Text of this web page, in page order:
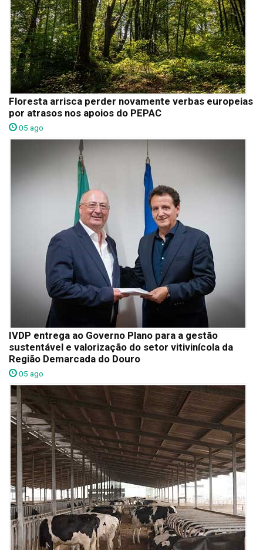
Floresta arrisca perder novamente verbas europeias
por atrasos nos apoios do PEPAC
05 ago
IVDP entrega ao Governo Plano para a gestão
sustentável e valorização do setor vitivinícola da
Região Demarcada do Douro
05 ago